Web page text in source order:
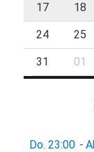
17 18
24 25
31 01
Do. 23:00 -